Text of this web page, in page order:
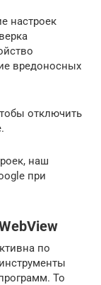
настроек
вредоносных
отключить
наш
при
по
То